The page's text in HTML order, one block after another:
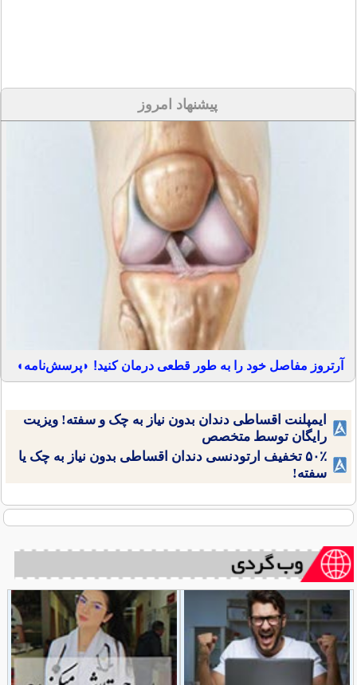
پیشنهاد امروز
آرتروز مفاصل خود را به طور قطعی درمان کنید! ◗پرسش‌نامه◖
ایمپلنت اقساطی دندان بدون نیاز به چک و سفته! ویزیت
رایگان توسط متخصص
۵۰٪ تخفیف ارتودنسی دندان اقساطی بدون نیاز به چک یا
سفته!